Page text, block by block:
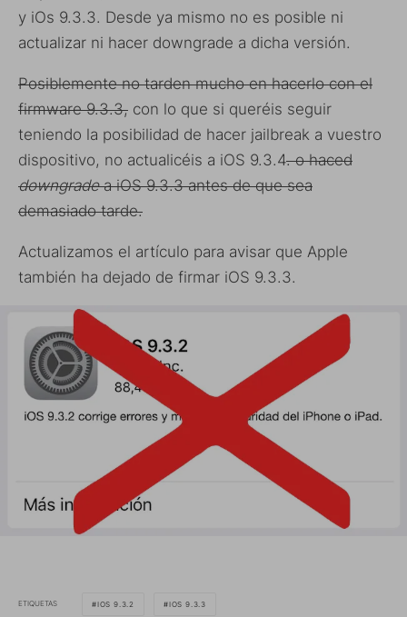
y iOs 9.3.3. Desde ya mismo no es posible ni
actualizar ni hacer downgrade a dicha versión.
Posiblemente no tarden mucho en hacerlo con el
firmware 9.3.3, con lo que si queréis seguir
teniendo la posibilidad de hacer jailbreak a vuestro
dispositivo, no actualicéis a iOS 9.3.4. o haced
downgradea iOS 9.3.3 antes de que sea
demasiado tarde.
Actualizamos el artículo para avisar que Apple
también ha dejado de firmar iOS 9.3.3.
ETIQUETAS IOS 9.3.2 IOS 9.3.3